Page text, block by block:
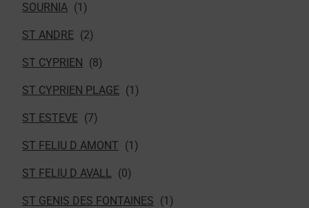
SOURNIA
ST ANDRE
ST CYPRIEN
ST CYPRIEN PLAGE
ST ESTEVE
ST FELIU D AMONT
ST FELIU D AVALL
ST GENIS DES FONTAINES